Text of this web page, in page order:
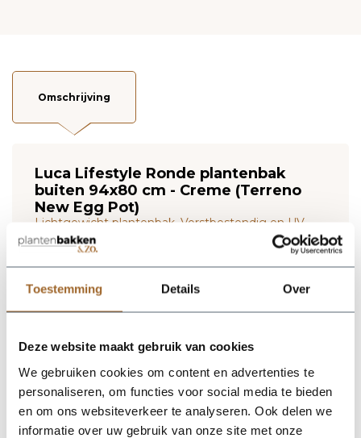
Toestemming Details Over
Deze website maakt gebruik van cookies
We gebruiken cookies om content en advertenties te
personaliseren, om functies voor social media te bieden
en om ons websiteverkeer te analyseren. Ook delen we
informatie over uw gebruik van onze site met onze
Omschrijving
Luca Lifestyle Ronde plantenbak
buiten 94x80 cm - Creme (Terreno
New Egg Pot)
Lichtgewicht plantenbak. Vorstbestendig en UV
proof!
zijn, nemen we contact met je op.
De Terreno New Egg Pot 94 - Sand van Luca Lifestyle brengt
Dankzij de eivorm krijgt deze plantenbak een herkenbaar
silhouet dat mooi combineert met zowel moderne als
natuurlijke interieurs. De kleur zand geeft het ontwerp een
rustige, stijlvolle basis en laat groen extra goed tot zijn recht
komen. Het buitenformaat is 94 x 94 x 80 cm, waardoor de